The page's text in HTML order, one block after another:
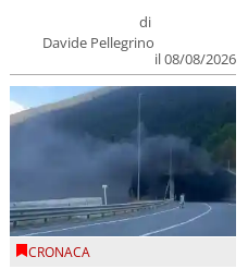
di
Davide Pellegrino
il 08/08/2026
CRONACA